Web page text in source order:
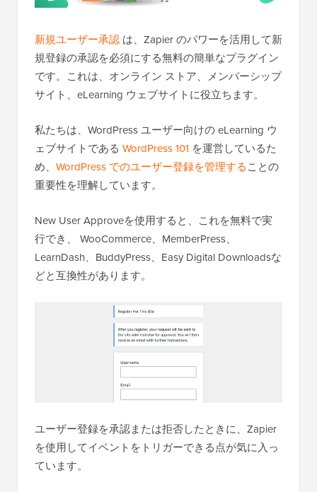
新規ユーザー承認 は、Zapier のパワーを活用して新
規登録の承認を必須にする無料の簡単なプラグイン
です。これは、オンライン ストア、メンバーシップ
サイト、eLearning ウェブサイトに役立ちます。
私たちは、WordPress ユーザー向けの eLearning ウ
ェブサイトである WordPress 101 を運営しているた
め、 WordPress でのユーザー登録を管理することの
重要性を理解しています。
New User Approveを使用すると、これを無料で実
行でき、 WooCommerce、MemberPress、
LearnDash、BuddyPress、Easy Digital Downloadsな
どと互換性があります。
ユーザー登録を承認または拒否したときに、Zapier
を使用してイベントをトリガーできる点が気に入っ
ています。